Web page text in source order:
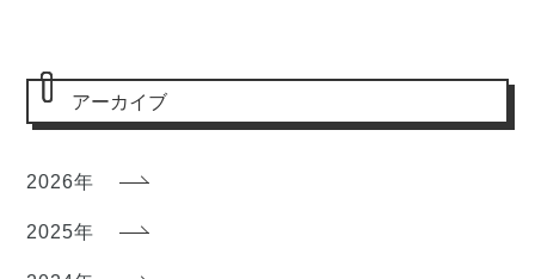
アーカイブ
2026年
2025年